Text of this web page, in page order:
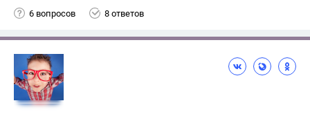
6 вопросов 8 ответов